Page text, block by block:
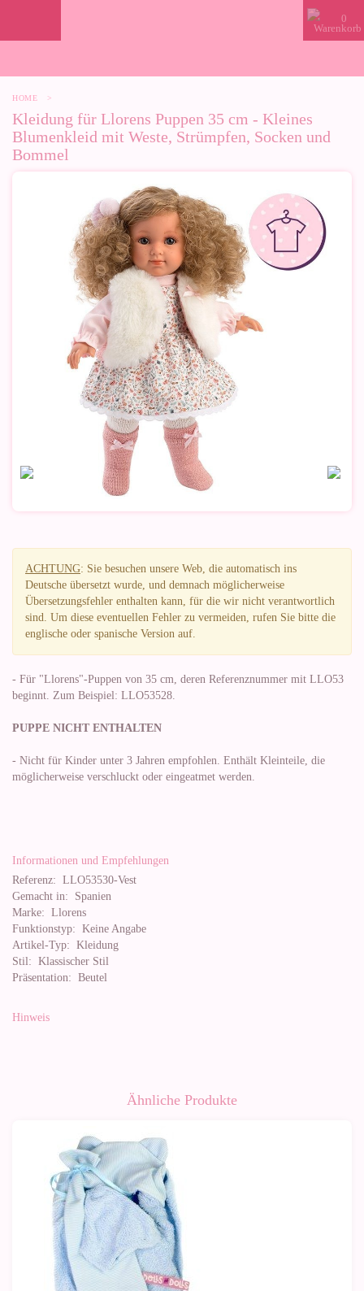
0
HOME >
Kleidung für Llorens Puppen 35 cm - Kleines
Blumenkleid mit Weste, Strümpfen, Socken und
Bommel
ACHTUNG: Sie besuchen unsere Web, die automatisch ins
Deutsche übersetzt wurde, und demnach möglicherweise
Übersetzungsfehler enthalten kann, für die wir nicht verantwortlich
sind. Um diese eventuellen Fehler zu vermeiden, rufen Sie bitte die
englische oder spanische Version auf.
- Für "Llorens"-Puppen von 35 cm, deren Referenznummer mit LLO53
beginnt. Zum Beispiel: LLO53528.
PUPPE NICHT ENTHALTEN
- Nicht für Kinder unter 3 Jahren empfohlen. Enthält Kleinteile, die
möglicherweise verschluckt oder eingeatmet werden.
Informationen und Empfehlungen
Referenz: LLO53530-Vest
Gemacht in: Spanien
Marke: Llorens
Funktionstyp: Keine Angabe
Artikel-Typ: Kleidung
Stil: Klassischer Stil
Präsentation: Beutel
Hinweis
Ähnliche Produkte